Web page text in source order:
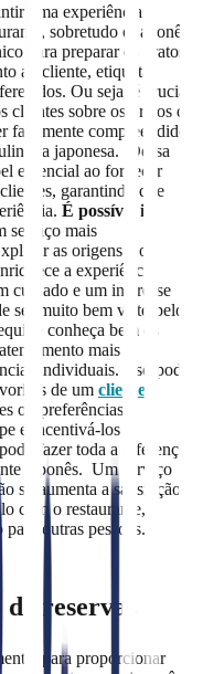
uma experiência
sobretudo o japonês.
para preparar os pratos,
ao cliente, etiqueta
Ou seja, é crucial
clientes sobre os pratos do
facilmente compreendidos
japonesa. Dessa
essencial ao fornecer
garantindo que
É possível ir
serviço mais
as origens e os
a experiência
cuidado e um interesse
ser muito bem visto pelos
conheça bem os
mais
individuais. Isso pode
de um cliente
ou preferências.
e incentivá-los a
fazer toda a diferença
japonês. Um serviço
só aumenta a satisfação
com o restaurante,
outras pessoas.
reservas
para proporcionar